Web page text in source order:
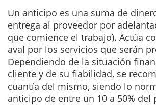
Un anticipo es una suma de
entrega al proveedor por
que comience el trabajo). Actúa
aval por los servicios que serán
Dependiendo de la situación
cliente y de su fiabilidad, se
cuantía del mismo, siendo lo
anticipo de entre un 10 a 50% del